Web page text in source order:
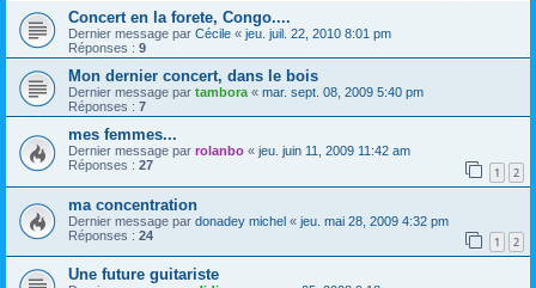
Concert en la forete, Congo....
Dernier message par Cécile « jeu. juil. 22, 2010 8:01 pm
Réponses : 9
Mon dernier concert, dans le bois
Dernier message par tambora « mar. sept. 08, 2009 5:40 pm
Réponses : 7
mes femmes...
Dernier message par rolanbo « jeu. juin 11, 2009 11:42 am
Réponses : 27 1 2
ma concentration
Dernier message par donadey michel « jeu. mai 28, 2009 4:32 pm
Réponses : 24 1 2
Une future guitariste